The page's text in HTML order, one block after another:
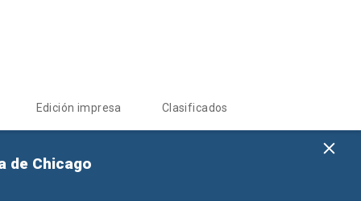
Edición impresa Clasificados
de Chicago